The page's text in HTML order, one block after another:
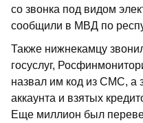
со звонка под видом
сообщили в МВД по
Также нижнекамцу
госуслуг,
назвал им код из СМС, а
аккаунта и взятых
Еще миллион был